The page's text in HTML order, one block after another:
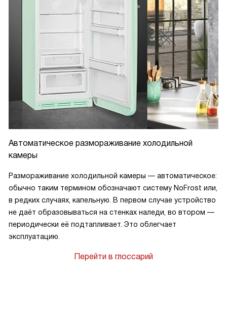
Автоматическое размораживание холодильной
камеры
Размораживание холодильной камеры — автоматическое:
обычно таким термином обозначают систему NoFrost или,
в редких случаях, капельную. В первом случае устройство
не даёт образовываться на стенках наледи, во втором —
периодически её подтапливает. Это облегчает
эксплуатацию.
Перейти в глоссарий